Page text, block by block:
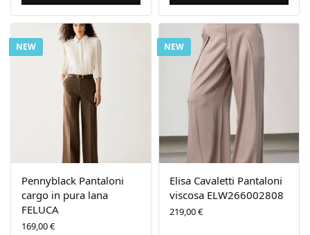
NEW
Pennyblack Pantaloni
cargo in pura lana
FELUCA
169,00€
NEW
Elisa Cavaletti Pantaloni
viscosa ELW266002808
219,00€